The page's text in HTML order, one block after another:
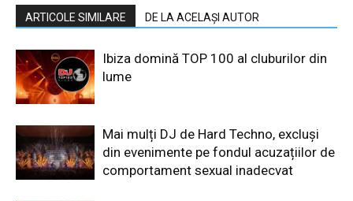
ARTICOLE SIMILARE DE LA ACELAȘI AUTOR
Ibiza domină TOP 100 al cluburilor din
lume
Mai mulți DJ de Hard Techno, excluși
din evenimente pe fondul acuzațiilor de
comportament sexual inadecvat